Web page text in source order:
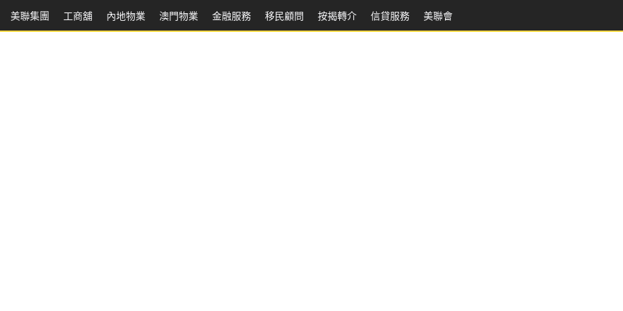
美聯集團 工商舖 內地物業 澳門物業 金融服務 移民顧問 按揭轉介 信貸服務 美聯會